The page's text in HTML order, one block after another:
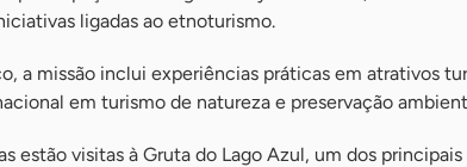
ligadas ao etnoturismo.
a missão inclui experiências práticas em atrativos
em turismo de natureza e preservação
estão visitas à Gruta do Lago Azul, um dos